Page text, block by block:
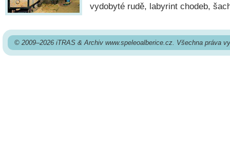
vydobyté rudě, labyrint chodeb,
© 2009–2026 iTRAS & Archiv www.speleoalberice.cz. Všechna práva